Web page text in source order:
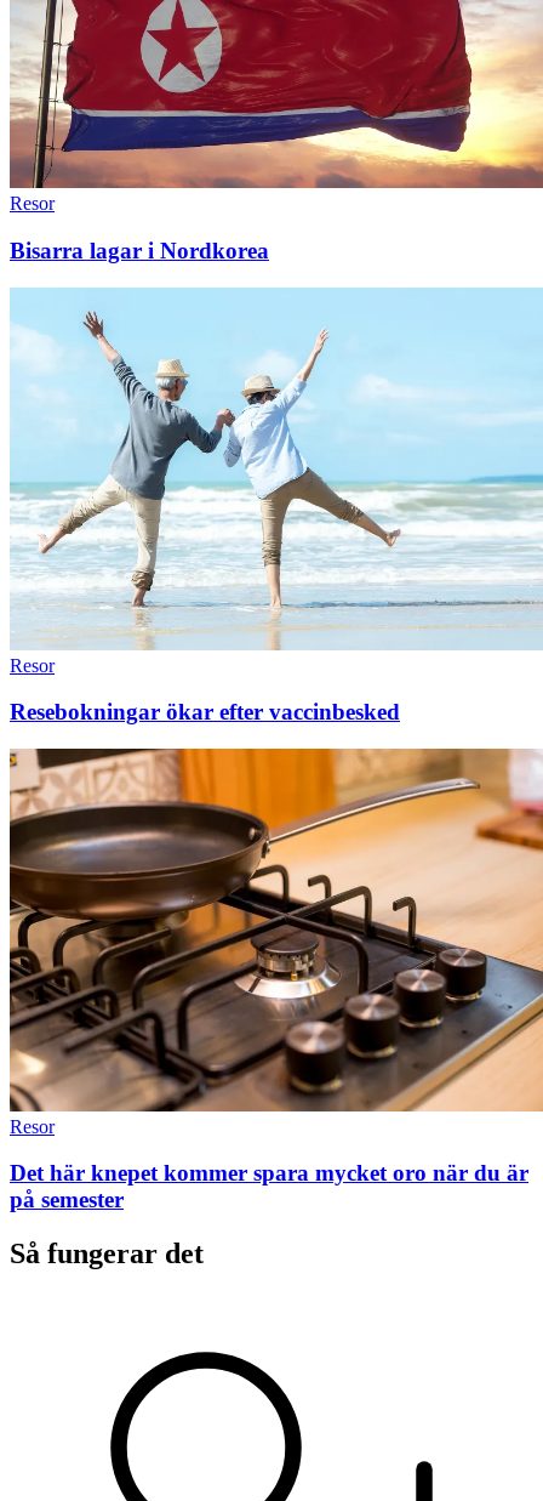
Resor
Bisarra lagar i Nordkorea
Resor
Resebokningar ökar efter vaccinbesked
Resor
Det här knepet kommer spara mycket oro när du är
på semester
Så fungerar det